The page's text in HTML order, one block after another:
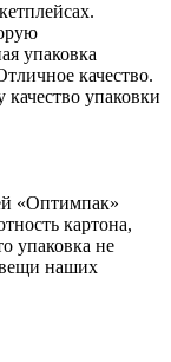
упаковка
качество.
упаковки
«Оптимпак»
картона,
упаковка не
вещи наших